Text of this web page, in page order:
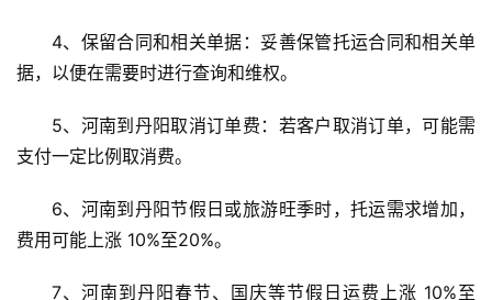
4、保留合同和相关单据：妥善保管托运合同和相关单
据，以便在需要时进行查询和维权。
5、河南到丹阳取消订单费：若客户取消订单，可能需
支付一定比例取消费。
6、河南到丹阳节假日或旅游旺季时，托运需求增加，
费用可能上涨 10%至20%。
7、河南到丹阳春节、国庆等节假日运费上涨 10%至